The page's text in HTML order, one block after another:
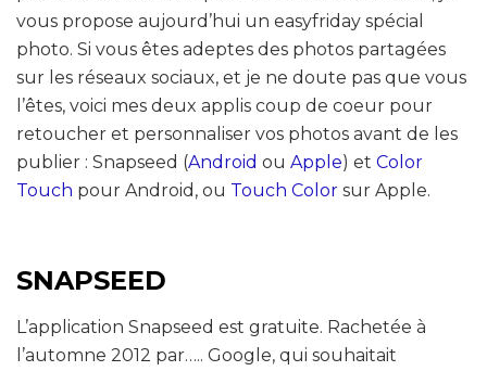
vous propose aujourd’hui un easyfriday spécial
photo. Si vous êtes adeptes des photos partagées
sur les réseaux sociaux, et je ne doute pas que vous
l’êtes, voici mes deux applis coup de coeur pour
retoucher et personnaliser vos photos avant de les
publier : Snapseed (Android ou Apple) et Color
Touch pour Android, ou Touch Color sur Apple.
SNAPSEED
L’application Snapseed est gratuite. Rachetée à
l’automne 2012 par….. Google, qui souhaitait